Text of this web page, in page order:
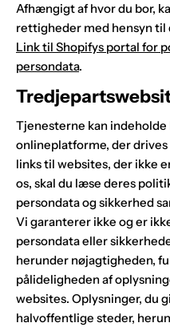
Afhængigt af hvor du bor,
rettigheder med hensyn
Link til Shopifys portal for
persondata.
Tjenesterne kan
onlineplatforme, der
links til websites, der ikke
os, skal du læse deres
persondata og sikkerhed
Vi garanterer ikke og er
persondata eller
herunder nøjagtigheden,
pålideligheden af
websites. Oplysninger, du
halvoffentlige steder,